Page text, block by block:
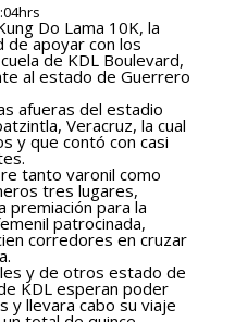
Do Lama 10K, la
de apoyar con los
de KDL Boulevard,
al estado de Guerrero
afueras del estadio
Veracruz, la cual
y que contó con casi
tanto varonil como
tres lugares,
premiación para la
patrocinada,
corredores en cruzar
y de otros estado de
KDL esperan poder
y llevara cabo su viaje